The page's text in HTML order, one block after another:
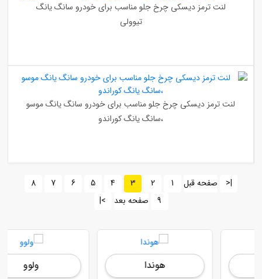
لنت ترمز دیسکی چرخ جلو مناسب برای خودرو سانگ یانگ
تیوولی
لنت ترمز دیسکی چرخ جلو مناسب برای خودرو سانگ یانگ موسو
،سانگ یانگ کوراندو
|< صفحه قبل 1
2
3
4
5
6
7
8
9
صفحه بعد >|
هوندا